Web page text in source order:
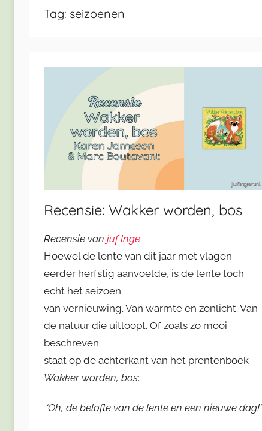
Tag: seizoenen
Recensie: Wakker worden, bos
Recensie van juf Inge
Hoewel de lente van dit jaar met vlagen
eerder herfstig aanvoelde, is de lente toch
echt het seizoen
van vernieuwing. Van warmte en zonlicht. Van
de natuur die uitloopt. Of zoals zo mooi
beschreven
staat op de achterkant van het prentenboek
Wakker worden, bos:
‘Oh, de belofte van de lente en een nieuwe dag!’